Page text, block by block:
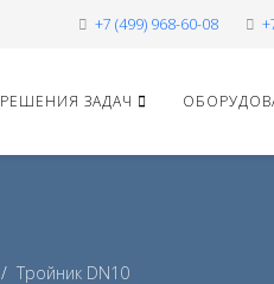
+7 (499) 968-60-08
РЕШЕНИЯ ЗАДАЧ
Тройник DN10